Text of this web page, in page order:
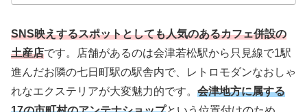
SNS映えするスポットとしても人気のあるカフェ併設の
土産店です。店舗があるのは会津若松駅から只見線で1駅
進んだお隣の七日町駅の駅舎内で、レトロモダンなおしゃ
れなエクステリアが大変魅力的です。 会津地方に属する